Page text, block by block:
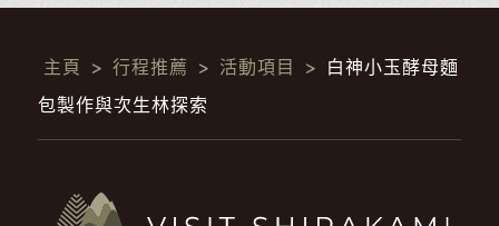
主頁 > 行程推薦 > 活動項目 > 白神小玉酵母麵
包製作與次生林探索